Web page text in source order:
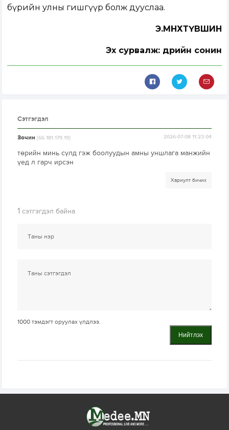
бүрийн улны гишгүүр болж дууслаа.
Э.МӨНХТҮВШИН
Эх сурвалж: Өдрийн сонин
Сэтгэгдэл
Зочин[66.181.179.19] 2026-07-08 11:23:04
төрийн минь сүлд гэж боолуудын амны уншлага манжийн
үед л гарч ирсэн
Хариулт бичих
1 сэтгэгдэл байна
1000 тэмдэгт оруулах үлдлээ.
Нийтлэх